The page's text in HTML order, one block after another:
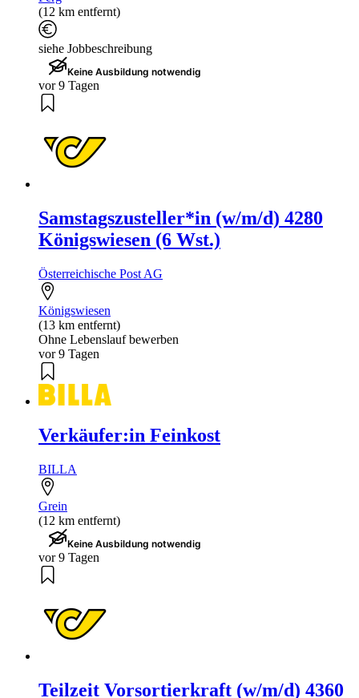
(12 km entfernt)
siehe Jobbeschreibung
Keine Ausbildung notwendig
vor 9 Tagen
Samstagszusteller*in (w/m/d) 4280
Königswiesen (6 Wst.)
Österreichische Post AG
Königswiesen
(13 km entfernt)
Ohne Lebenslauf bewerben
vor 9 Tagen
Verkäufer:in Feinkost
BILLA
Grein
(12 km entfernt)
Keine Ausbildung notwendig
vor 9 Tagen
Teilzeit Vorsortierkraft (w/m/d) 4360